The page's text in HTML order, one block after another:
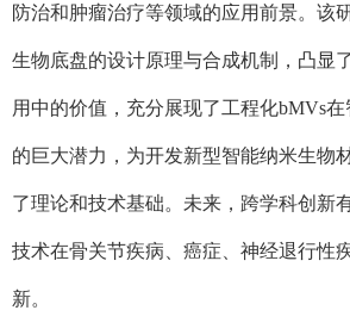
防治和肿瘤治疗等领域的应用前景。该
生物底盘的设计原理与合成机制，凸显
用中的价值，充分展现了工程化bMVs在
的巨大潜力，为开发新型智能纳米生物
了理论和技术基础。未来，跨学科创新
技术在骨关节疾病、癌症、神经退行性
新。